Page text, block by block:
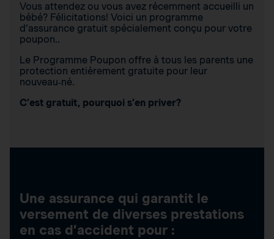
Vous attendez ou vous avez récemment accueilli un
bébé? Félicitations! Voici un programme
d’assurance gratuit spécialement conçu pour votre
poupon..
Le Programme Poupon offre à tous les parents une
protection entièrement gratuite pour leur
nouveau‑né.
C’est gratuit, pourquoi s’en priver?
Une assurance qui garantit le
versement de diverses prestations
en cas d’accident pour :